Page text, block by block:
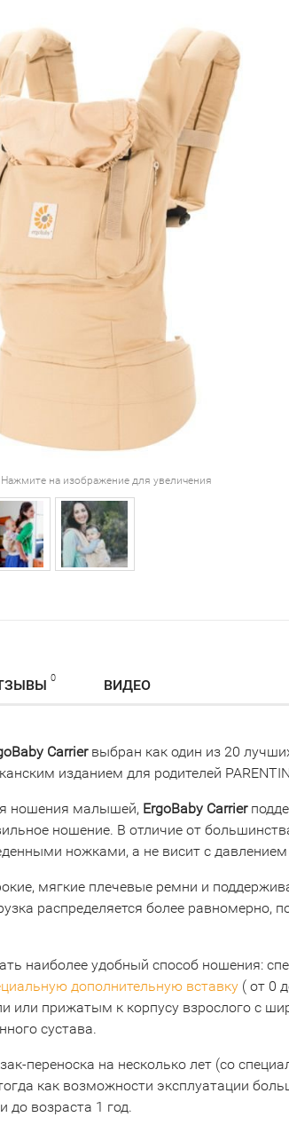
Нажмите на изображение для увеличения
0 ВИДЕО
Carrierвыбран как один из 20
изданием для родителей
ношения малышей, ErgoBaby Carrier
ношение. В отличие от
ножками, а не висит с
мягкие плечевые ремни и
распределяется более равномерно,
наиболее удобный способ ношения:
дополнительную вставку ( от 0
или прижатым к корпусу взрослого с
сустава.
переноска на несколько лет (со
как возможности эксплуатации
до возраста 1 год.